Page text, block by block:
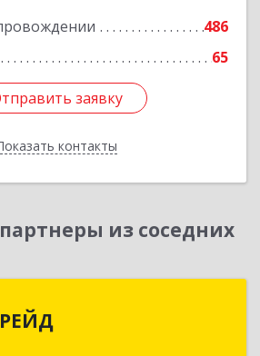
486
65
заявку
контакты
заявку
Назад
из соседних
Респ, Грозный г, Полярников